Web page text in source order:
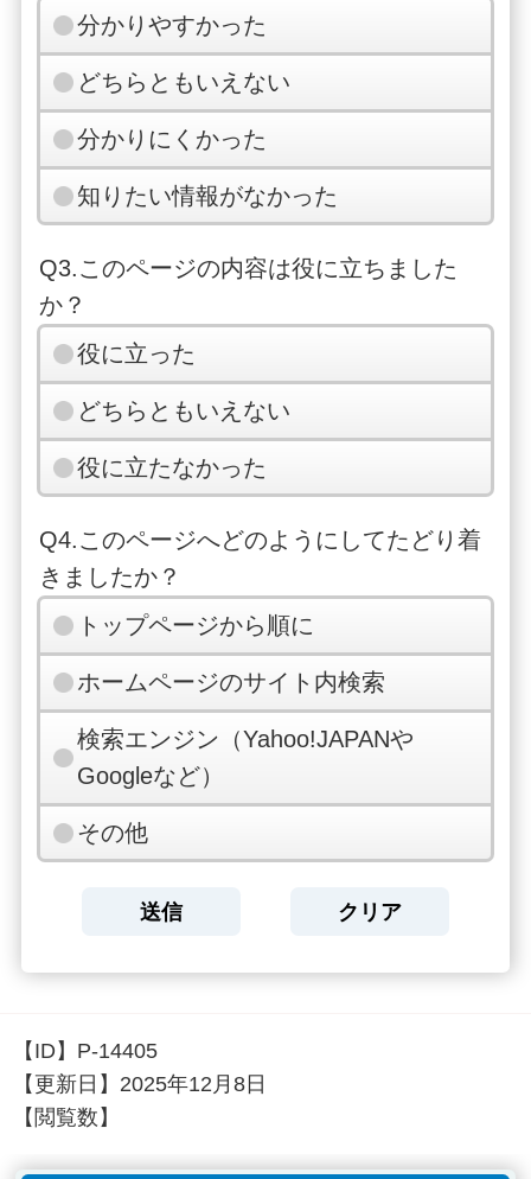
分かりやすかった
どちらともいえない
分かりにくかった
知りたい情報がなかった
Q3.このページの内容は役に立ちました
か？
役に立った
どちらともいえない
役に立たなかった
Q4.このページへどのようにしてたどり着
きましたか？
トップページから順に
ホームページのサイト内検索
検索エンジン（Yahoo!JAPANや
Googleなど）
その他
【ID】 P-14405
【更新日】 2025年12月8日
【閲覧数】